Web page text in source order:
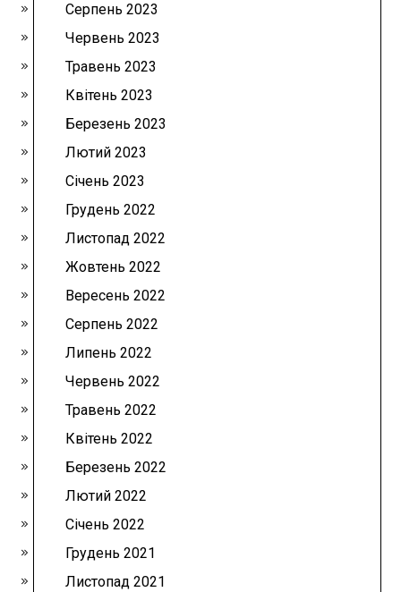
Серпень 2023
Червень 2023
Травень 2023
Квітень 2023
Березень 2023
Лютий 2023
Січень 2023
Грудень 2022
Листопад 2022
Жовтень 2022
Вересень 2022
Серпень 2022
Липень 2022
Червень 2022
Травень 2022
Квітень 2022
Березень 2022
Лютий 2022
Січень 2022
Грудень 2021
Листопад 2021